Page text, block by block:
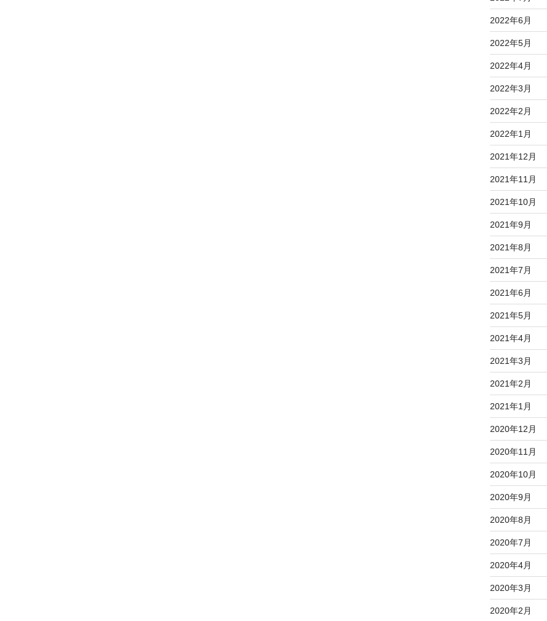
2022年6月
2022年5月
2022年4月
2022年3月
2022年2月
2022年1月
2021年12月
2021年11月
2021年10月
2021年9月
2021年8月
2021年7月
2021年6月
2021年5月
2021年4月
2021年3月
2021年2月
2021年1月
2020年12月
2020年11月
2020年10月
2020年9月
2020年8月
2020年7月
2020年4月
2020年3月
2020年2月